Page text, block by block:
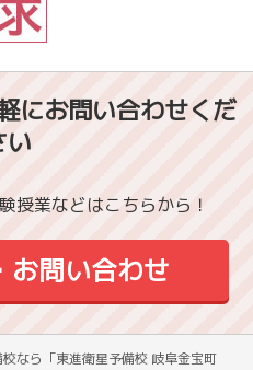
にお問い合わせくだ
い
授業などはこちらから！
問い合わせ
なら「東進衛星予備校 岐阜金宝町